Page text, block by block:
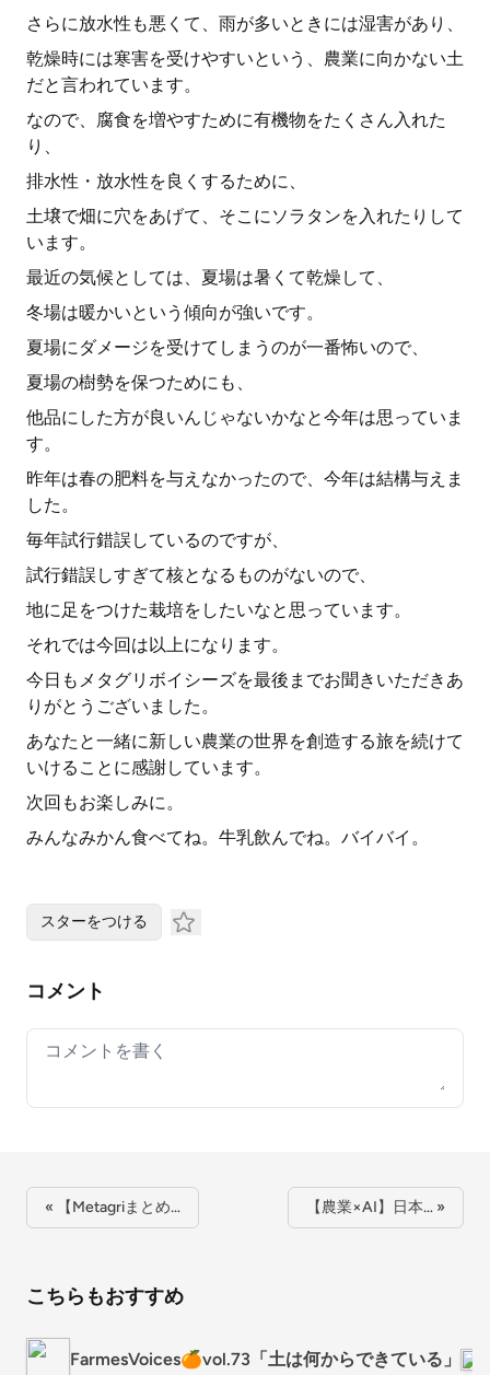
さらに放水性も悪くて、雨が多いときには湿害があり、
乾燥時には寒害を受けやすいという、農業に向かない土
だと言われています。
なので、腐食を増やすために有機物をたくさん入れた
り、
排水性・放水性を良くするために、
土壌で畑に穴をあげて、そこにソラタンを入れたりして
います。
最近の気候としては、夏場は暑くて乾燥して、
冬場は暖かいという傾向が強いです。
夏場にダメージを受けてしまうのが一番怖いので、
夏場の樹勢を保つためにも、
他品にした方が良いんじゃないかなと今年は思っていま
す。
昨年は春の肥料を与えなかったので、今年は結構与えま
した。
毎年試行錯誤しているのですが、
試行錯誤しすぎて核となるものがないので、
地に足をつけた栽培をしたいなと思っています。
それでは今回は以上になります。
今日もメタグリボイシーズを最後までお聞きいただきあ
りがとうございました。
あなたと一緒に新しい農業の世界を創造する旅を続けて
いけることに感謝しています。
次回もお楽しみに。
みんなみかん食べてね。牛乳飲んでね。バイバイ。
スターをつける
コメント
Your comment
« 【Metagriまとめ… 【農業×AI】日本… »
こちらもおすすめ
FarmesVoices🍊vol.73「土は何からできている」